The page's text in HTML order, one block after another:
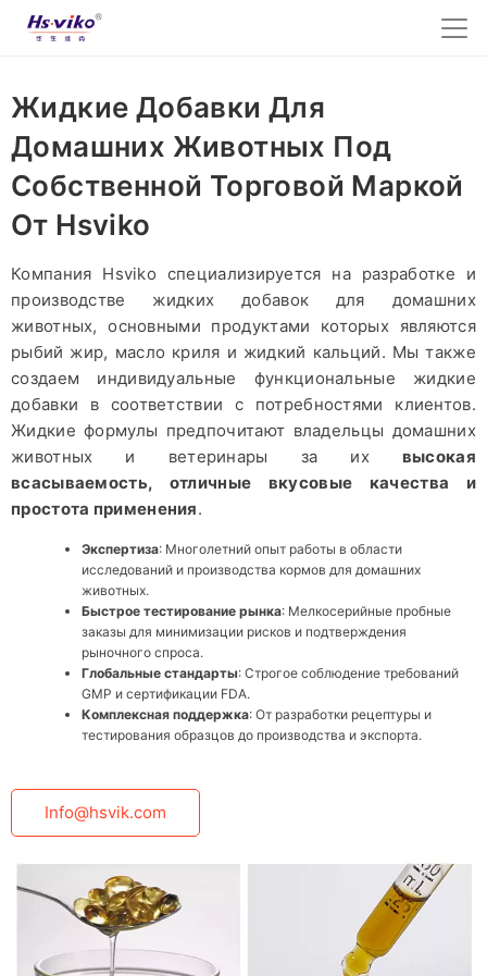
Жидкие Добавки Для
Домашних Животных Под
Собственной Торговой Маркой
От Hsviko
Компания Hsviko специализируется на разработке и
производстве жидких добавок для домашних
животных, основными продуктами которых являются
рыбий жир, масло криля и жидкий кальций. Мы также
создаем индивидуальные функциональные жидкие
добавки в соответствии с потребностями клиентов.
Жидкие формулы предпочитают владельцы домашних
животных и ветеринары за их высокая
всасываемость, отличные вкусовые качества и
простота применения.
Экспертиза: Многолетний опыт работы в области
исследований и производства кормов для домашних
животных.
Быстрое тестирование рынка: Мелкосерийные пробные
заказы для минимизации рисков и подтверждения
рыночного спроса.
Глобальные стандарты: Строгое соблюдение требований
GMP и сертификации FDA.
Комплексная поддержка: От разработки рецептуры и
тестирования образцов до производства и экспорта.
Info@hsvik.com